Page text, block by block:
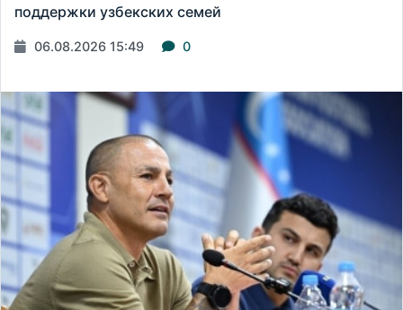
поддержки узбекских семей
06.08.2026 15:49 0